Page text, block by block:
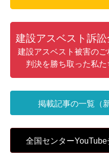
建設アスベスト訴訟
建設アスベスト被害の
判決を勝ち取った私
掲載記事の一覧（
全国センター